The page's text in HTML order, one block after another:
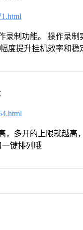
制功能。 操作录制
度提升挂机效率和稳
，多开的上限就越高
键排列哦